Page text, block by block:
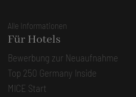
Alle Informationen
Für Hotels
Bewerbung zur Neuaufnahme
Top 250 Germany Inside
MICE Start